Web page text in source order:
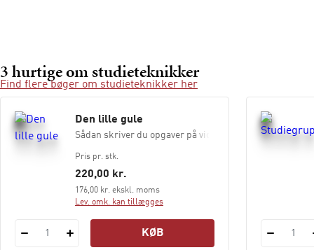
3 hurtige om studieteknikker
Find flere bøger om studieteknikker her
Den lille gule
Sådan skriver du opgaver på videregående uddannelser
Pris pr. stk.
220,00 kr.
176,00 kr. ekskl. moms
Lev. omk. kan tillægges
1 KØB 1